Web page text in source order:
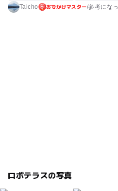
す。 私は嫌な思いをしたくないの
Taicho おでかけマスター/参考に な
ロボテラスの写真